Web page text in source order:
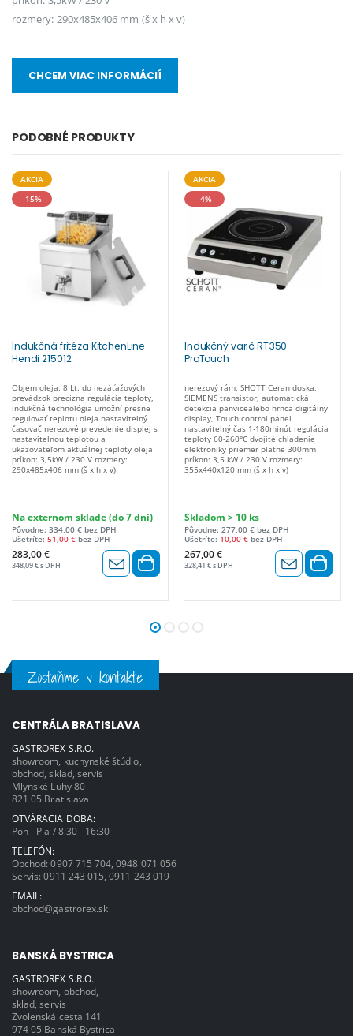
rozmery: 290x485x406 mm (š x h x v)
CHCEM VIAC INFORMÁCIÍ
PODOBNÉ PRODUKTY
AKCIA
-15%
Indukčná fritéza KitchenLine
Hendi 215012
Objem oleja: 8 Lt. do nezáťažových
prevádzok precízna regulácia teploty,
indukčná technológia umožní presne
regulovať teplotu oleja nastavitelný
časovač nerezové prevedenie displej s
nastavitelnou teplotou a
ukazovateľom aktuálnej teploty oleja
príkon: 3,5kW / 230 V rozmery:
290x485x406 mm (š x h x v)
Na externom sklade (do 7 dní)
Pôvodne: 334,00 € bez DPH
Ušetríte: 51,00 € bez DPH
283,00 €
348,09 € s DPH
AKCIA
-4%
Indukčný varič RT350
ProTouch
nerezový rám, SHOTT Ceran doska,
SIEMENS transistor, automatická
detekcia panvicealebo hrnca digitálny
display, Touch control panel
nastavitelný čas 1-180minút regulácia
teploty 60-260°C dvojité chladenie
elektroniky priemer platne 300mm
príkon: 3,5 kW / 230 V rozmery:
355x440x120 mm (š x h x v)
Skladom > 10 ks
Pôvodne: 277,00 € bez DPH
Ušetríte: 10,00 € bez DPH
267,00 €
328,41 € s DPH
Zostaňme v kontakte
CENTRÁLA BRATISLAVA
GASTROREX S.R.O.
showroom, kuchynské štúdio,
obchod, sklad, servis
Mlynské Luhy 80
821 05 Bratislava
OTVÁRACIA DOBA:
Pon - Pia / 8:30 - 16:30
TELEFÓN:
Obchod:0907 715 704 ,0948 071 056
Servis:0911 243 015 ,0911 243 019
EMAIL:
obchod@gastrorex.sk
BANSKÁ BYSTRICA
GASTROREX S.R.O.
showroom, obchod,
sklad, servis
Zvolenská cesta 141
974 05 Banská Bystrica